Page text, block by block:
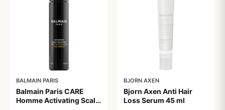
BALMAIN PARIS
Balmain Paris CARE
Homme Activating Scalp
BJORN AXEN
Bjorn Axen Anti Hair
Loss Serum 45 ml